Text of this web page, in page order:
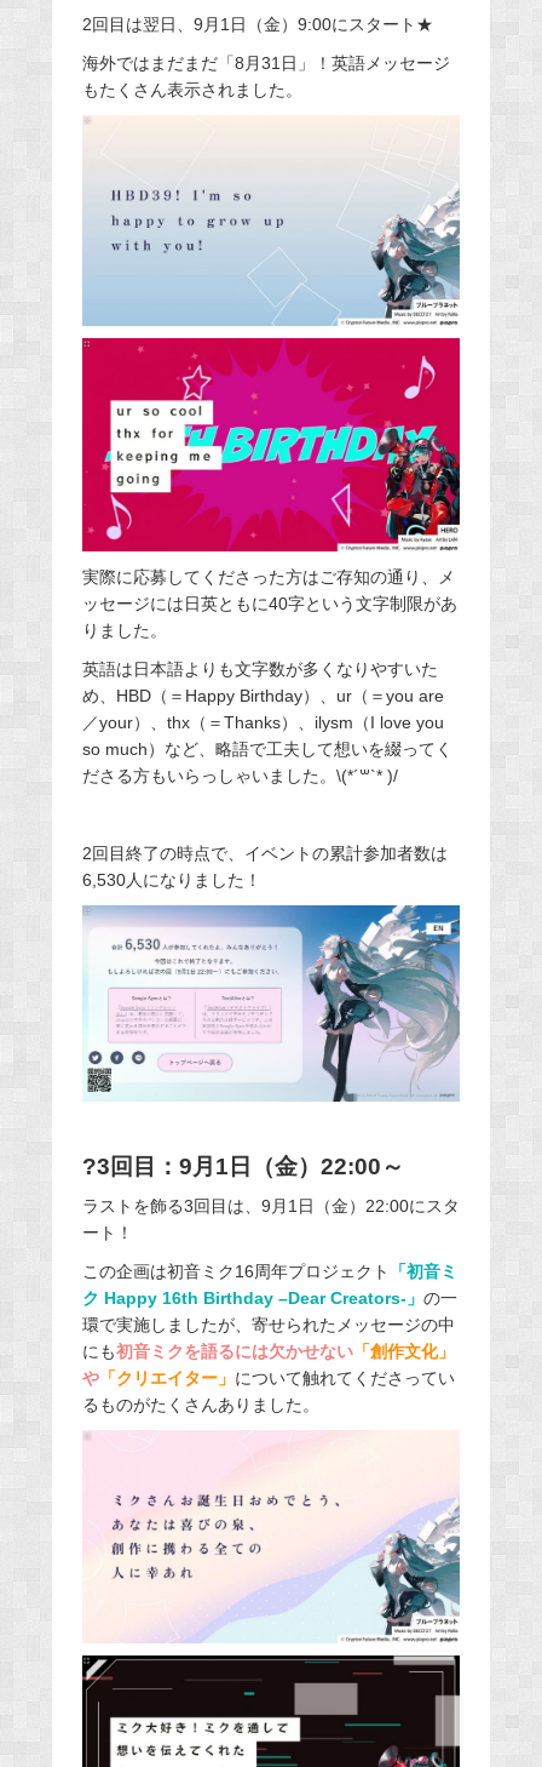
2回目は翌日、9月1日（金）9:00にスタート★
海外ではまだまだ「8月31日」！英語メッセージ
もたくさん表示されました。
実際に応募してくださった方はご存知の通り、メ
ッセージには日英ともに40字という文字制限があ
りました。
英語は日本語よりも文字数が多くなりやすいた
め、HBD（＝Happy Birthday）、ur（＝you are
／your）、thx（＝Thanks）、ilysm（I love you
so much）など、略語で工夫して想いを綴ってく
ださる方もいらっしゃいました。 ‬\(*´꒳`* )/
2回目終了の時点で、イベントの累計参加者数は
6,530人になりました！
?3回目：9月1日（金）22:00～
ラストを飾る3回目は、9月1日（金）22:00にスタ
ート！
この企画は初音ミク16周年プロジェクト
「初音ミ
ク Happy 16th Birthday –Dear Creators-」 の一
環で実施しましたが、寄せられたメッセージの中
にも初音ミクを語るには欠かせない「創作文化」
や「クリエイター」 について触れてくださってい
るものがたくさんありました。